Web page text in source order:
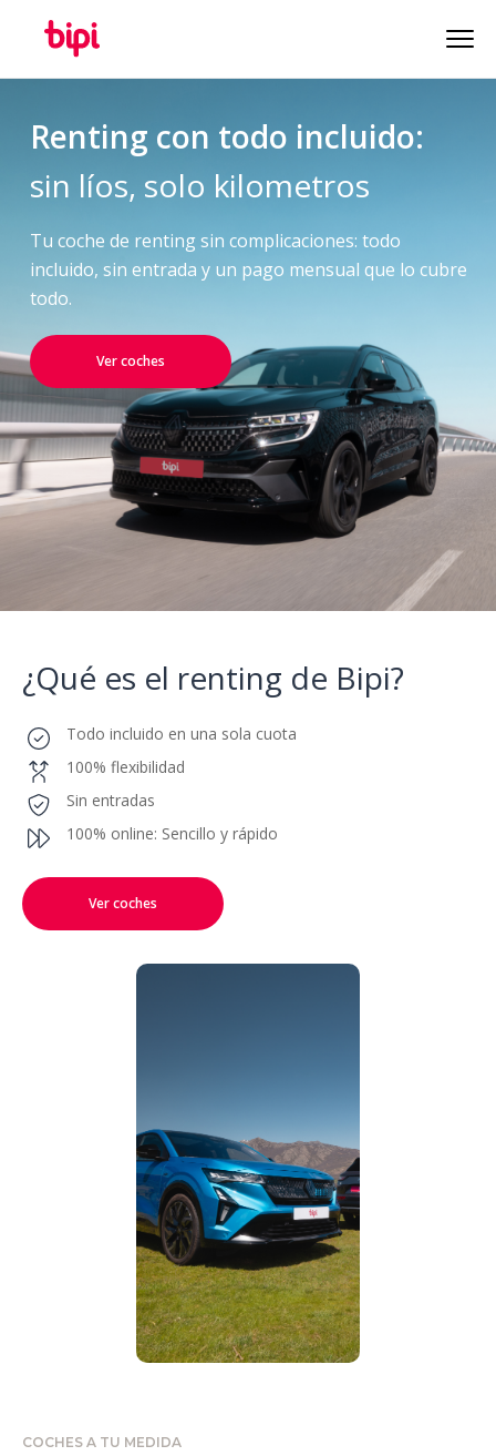
Renting con todo incluido:
sin líos, solo kilometros
Tu coche de renting sin complicaciones: todo
incluido, sin entrada y un pago mensual que lo cubre
todo.
Ver coches
¿Qué es el renting de Bipi?
Todo incluido en una sola cuota
100% flexibilidad
Sin entradas
100% online: Sencillo y rápido
Ver coches
COCHES A TU MEDIDA